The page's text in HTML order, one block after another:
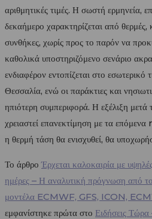
αριθμητικές τιμές. Η σωστή ερμηνεία,
δεκαήμερο χαρακτηρίζεται από
συνθήκες, χωρίς προς το παρόν να
καθολικά υποστηριζόμενο σενάριο
ενδιαφέρον εντοπίζεται στο εσωτερικό
Θεσσαλία, ενώ οι παράκτιες και
ηπιότερη συμπεριφορά. Η εξέλιξη μετά
χρειαστεί επανεκτίμηση με τα
η θερμή τάση θα ενισχυθεί, θα
Το άρθροΈρχεται καλοκαιρία με
ημέρες – Η αναλυτική πρόγνωση από
μοντέλα ECMWF, GFS, ICON,
εμφανίστηκε πρώτα στο Ειδήσεις